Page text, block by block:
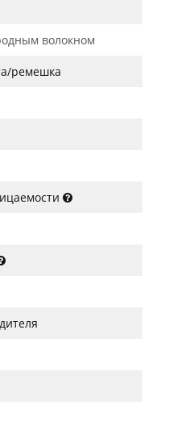
волокном
ремешка